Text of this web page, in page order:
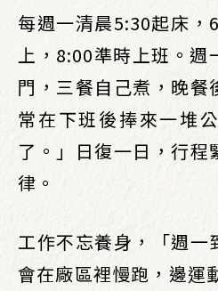
每週一清晨5:30起床，
上，8:00準時上班。
門，三餐自己煮，晚餐
常在下班後捧來一堆
了。」日復一日，行程
律。
工作不忘養身，「週一
會在廠區裡慢跑，邊運